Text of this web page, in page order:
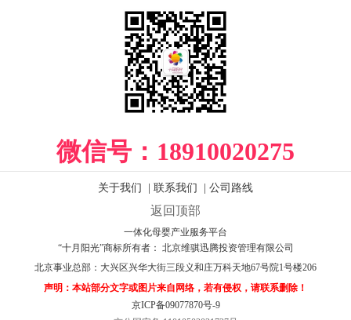
微信号： 18910020275
关于我们 联系我们 公司路线
返回顶部
一体化母婴产业服务平台
“十月阳光”商标所有者： 北京维骐迅腾投资管理有限公司
北京事业总部： 大兴区兴华大街三段义和庄万科天地67号院1号楼206
声明：本站部分文字或图片来自网络，若有侵权，请联系删除！
京ICP备09077870号-9